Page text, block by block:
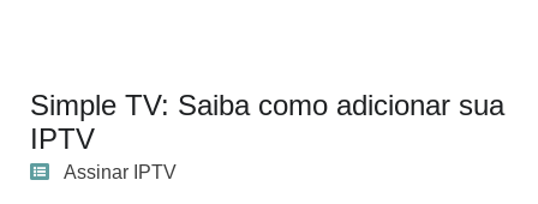
Simple TV: Saiba como adicionar sua
IPTV
Assinar IPTV